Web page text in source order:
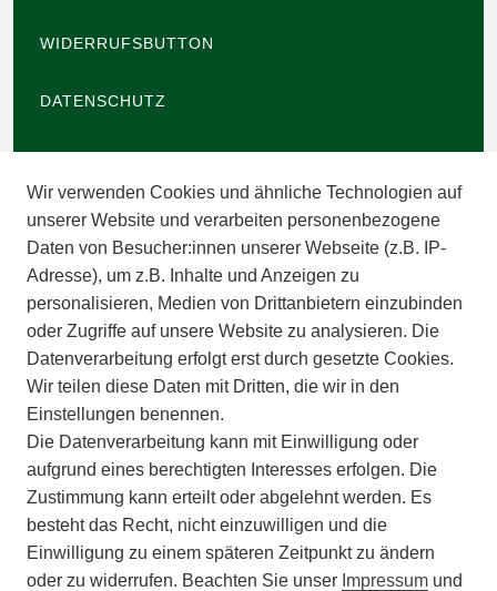
WIDERRUFSBUTTON
DATENSCHUTZ
IMPRESSUM
INFORMATIONEN
ZAHLUNGSARTEN
VERSAND
BATTERIEENTSORGUNG
VERANSTALTUNGEN
APOTHEKERSCHRANK
Wir verwenden Cookies und ähnliche Technologien auf
unserer Website und verarbeiten personenbezogene
Daten von Besucher:innen unserer Webseite (z.B. IP-
Adresse), um z.B. Inhalte und Anzeigen zu
personalisieren, Medien von Drittanbietern einzubinden
oder Zugriffe auf unsere Website zu analysieren. Die
Datenverarbeitung erfolgt erst durch gesetzte Cookies.
Wir teilen diese Daten mit Dritten, die wir in den
Einstellungen benennen.
Die Datenverarbeitung kann mit Einwilligung oder
aufgrund eines berechtigten Interesses erfolgen. Die
Zustimmung kann erteilt oder abgelehnt werden. Es
besteht das Recht, nicht einzuwilligen und die
Einwilligung zu einem späteren Zeitpunkt zu ändern
oder zu widerrufen. Beachten Sie unser Impressum und